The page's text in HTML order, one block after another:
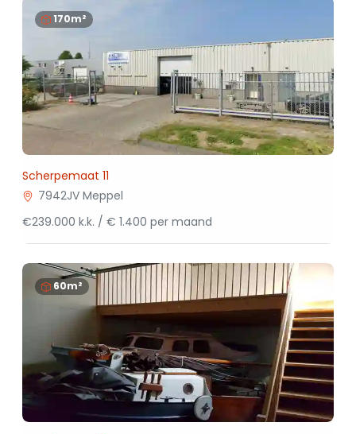
170m²
Scherpemaat 11
7942JV Meppel
€239.000 k.k. / € 1.400 per maand
60m²